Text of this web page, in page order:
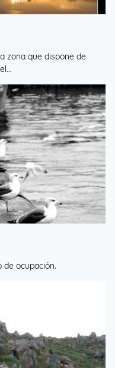
zona que dispone de
de ocupación.